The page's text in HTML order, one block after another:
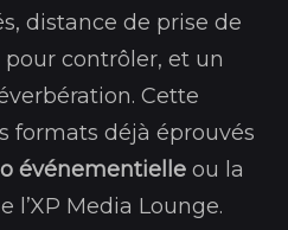
distance de prise de
contrôler, et un
Cette
formats déjà éprouvés
événementielle ou la
l’XP Media Lounge.